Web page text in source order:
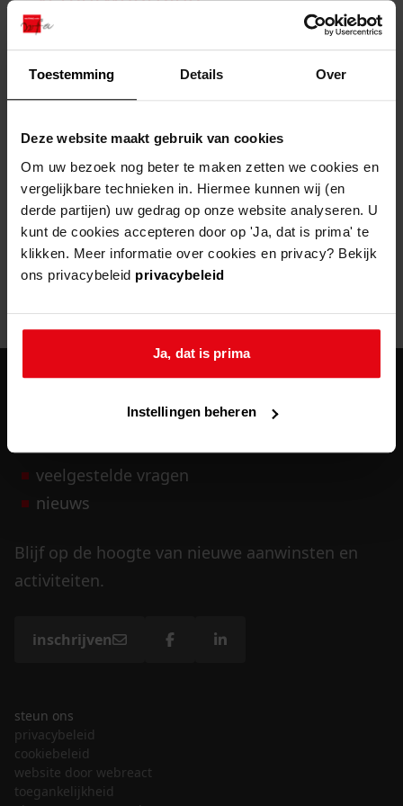
Toestemming Details Over
Deze website maakt gebruik van cookies
Om uw bezoek nog beter te maken zetten we cookies en
vergelijkbare technieken in. Hiermee kunnen wij (en
derde partijen) uw gedrag op onze website analyseren. U
kunt de cookies accepteren door op 'Ja, dat is prima' te
klikken. Meer informatie over cookies en privacy? Bekijk
ons privacybeleid privacybeleid
Ja, dat is prima
Instellingen beheren
bouwvergunningen
omgevingsvergunningen
vergunningen
uitleg nodig?
Wij helpen u op weg met een aantal zoektips.
bekijk alle zoektips
Wij helpen u op weg met een aantal zoektips.
bekijk alle zoektips
bekijk ons geschiedenislokaal
advisering en toezicht
beleidsplan
gemeenschappelijke regeling
publiek jaarverslag
steun het archief
U kunt ook Vriend worden en het Westfries
Archief steunen.
meer weten
zoektips
Door een fout tijdens het verwerken van deze pagina is het niet
404- Not Found
Mogelijk kunt u deze pagina niet bezoeken door:
een verouderde bladwijzer/favoriet
veelgestelde vragen
nieuws
Blijf op de hoogte van nieuwe aanwinsten en
activiteiten.
inschrijven
steun ons
privacybeleid
cookiebeleid
website door webreact
toegankelijkheid